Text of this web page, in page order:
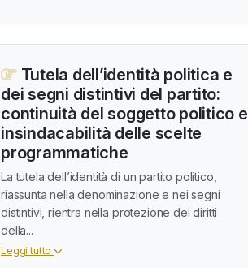
Tutela dell’identità politica e
dei segni distintivi del partito:
continuità del soggetto politico e
insindacabilità delle scelte
programmatiche
La tutela dell’identità di un partito politico,
riassunta nella denominazione e nei segni
distintivi, rientra nella protezione dei diritti
della...
Leggi tutto